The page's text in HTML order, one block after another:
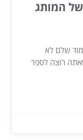
המותג
שלם לא
רוצה לספר